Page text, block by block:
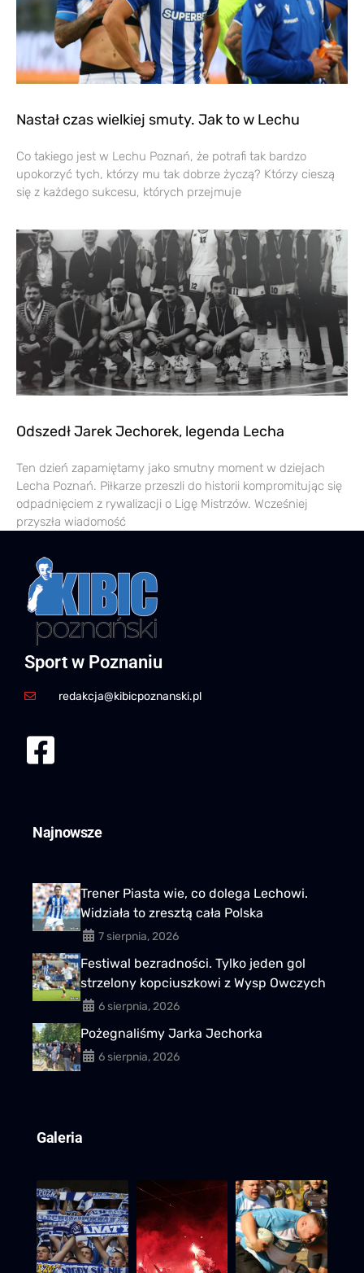
Nastał czas wielkiej smuty. Jak to w Lechu
Co takiego jest w Lechu Poznań, że potrafi tak bardzo
upokorzyć tych, którzy mu tak dobrze życzą? Którzy cieszą
się z każdego sukcesu, których przejmuje
Odszedł Jarek Jechorek, legenda Lecha
Ten dzień zapamiętamy jako smutny moment w dziejach
Lecha Poznań. Piłkarze przeszli do historii kompromitując się
odpadnięciem z rywalizacji o Ligę Mistrzów. Wcześniej
przyszła wiadomość
Sport w Poznaniu
redakcja@kibicpoznanski.pl
Najnowsze
Trener Piasta wie, co dolega Lechowi.
Widziała to zresztą cała Polska
7 sierpnia, 2026
Festiwal bezradności. Tylko jeden gol
strzelony kopciuszkowi z Wysp Owczych
6 sierpnia, 2026
Pożegnaliśmy Jarka Jechorka
6 sierpnia, 2026
Galeria